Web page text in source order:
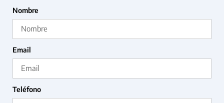
Nombre
Email
Teléfono